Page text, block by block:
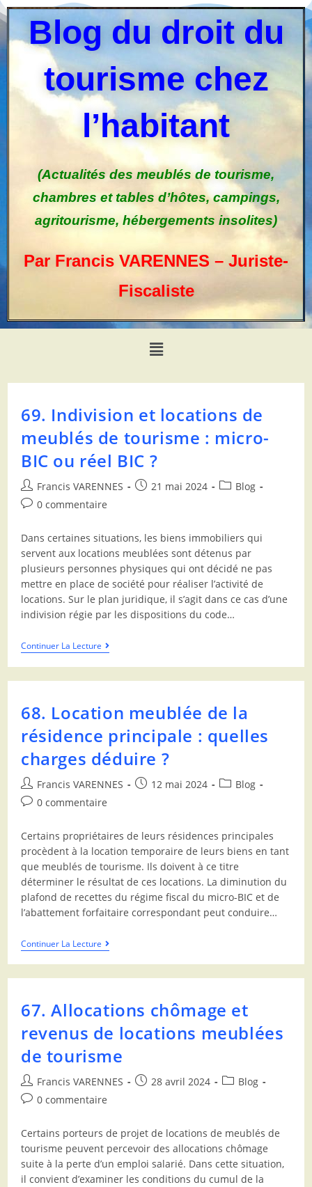
Blog du droit du
tourisme chez
l’habitant
(Actualités des meublés de tourisme,
chambres et tables d’hôtes, campings,
agritourisme, hébergements insolites)
Par Francis VARENNES – Juriste-
Fiscaliste
69. Indivision et locations de
meublés de tourisme : micro-
BIC ou réel BIC ?
Francis VARENNES 21 mai 2024
Blog
0 commentaire
Dans certaines situations, les biens immobiliers qui
servent aux locations meublées sont détenus par
plusieurs personnes physiques qui ont décidé ne pas
mettre en place de société pour réaliser l’activité de
locations. Sur le plan juridique, il s’agit dans ce cas d’une
indivision régie par les dispositions du code…
Continuer La Lecture
68. Location meublée de la
résidence principale : quelles
charges déduire ?
Francis VARENNES 12 mai 2024
Blog
0 commentaire
Certains propriétaires de leurs résidences principales
procèdent à la location temporaire de leurs biens en tant
que meublés de tourisme. Ils doivent à ce titre
déterminer le résultat de ces locations. La diminution du
plafond de recettes du régime fiscal du micro-BIC et de
l’abattement forfaitaire correspondant peut conduire…
Continuer La Lecture
67. Allocations chômage et
revenus de locations meublées
de tourisme
Francis VARENNES 28 avril 2024
Blog
0 commentaire
Certains porteurs de projet de locations de meublés de
tourisme peuvent percevoir des allocations chômage
suite à la perte d’un emploi salarié. Dans cette situation,
il convient d’examiner les conditions du cumul de la